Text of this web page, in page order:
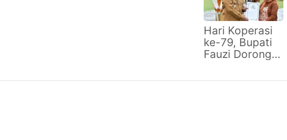
Warga
Berpenghasilan
Rendah
Hari Koperasi
ke-79, Bupati
Fauzi Dorong
Sumenep